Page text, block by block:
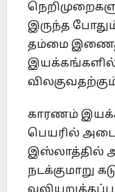
இருந்த
தம்மை
இயக்கங்களில்
காரணம்
பெயரில்
இஸ்லாத்தில்
நடக்குமாறு